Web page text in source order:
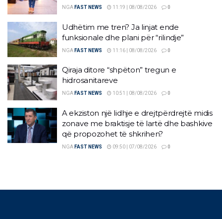
NGA FAST NEWS 11:19 | 08/08/2026 0
Udhëtim me tren? Ja linjat ende
funksionale dhe plani për “rilindje”
NGA FAST NEWS 11:16 | 08/08/2026 0
Qiraja ditore “shpëton” tregun e
hidrosanitareve
NGA FAST NEWS 10:51 | 08/08/2026 0
A ekziston një lidhje e drejtpërdrejtë midis
zonave me braktisje të lartë dhe bashkive
që propozohet të shkrihen?
NGA FAST NEWS 09:50 | 07/08/2026 0